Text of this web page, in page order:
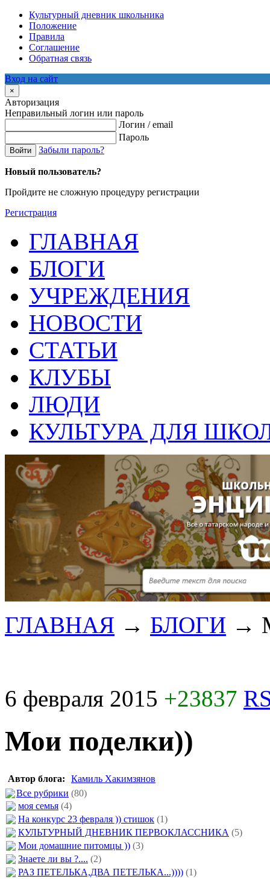
Культурный дневник школьника
Положение
Правила
Соглашение
Обратная связь
Вход на сайт
×
Авторизация
Неправильный логин или пароль
Логин / email
Пароль
Войти Забыли пароль?
Новый пользователь?
Пройдите не сложную процедуру регистрации
Регистрация
ГЛАВНАЯ
БЛОГИ
УЧРЕЖДЕНИЯ
НОВОСТИ
СТАТЬИ
КЛУБЫ
ЛЮДИ
КУЛЬТУРА ДЛЯ
ГЛАВНАЯ → БЛОГИ →
6 февраля 2015 +23837
Мои поделки))
Автор блога:
Камиль Хакимзянов
Все рубрики (80)
моя семья (4)
На конкурс 23 февраля )) стишок (1)
КУЛЬТУРНЫЙ ДНЕВНИК ПЕРВОКЛАССНИКА (5)
Мои домашние питомцы )) (3)
Знаете ли вы ?.... (2)
РАЗ ПЕТЕЛЬКА,ДВА ПЕТЕЛЬКА...)))) (1)